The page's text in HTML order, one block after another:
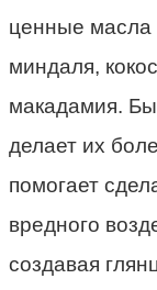
ценные масла
миндаля,
макадамия.
делает их
помогает
вредного
создавая